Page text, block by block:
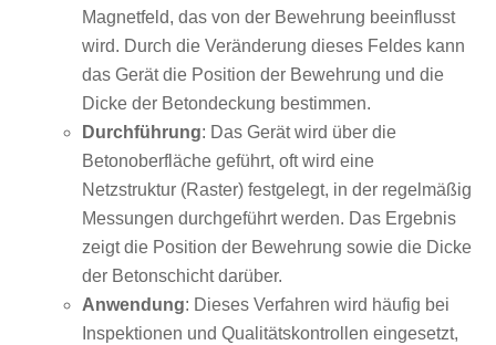
Magnetfeld, das von der Bewehrung beeinflusst
wird. Durch die Veränderung dieses Feldes kann
das Gerät die Position der Bewehrung und die
Dicke der Betondeckung bestimmen.
Durchführung: Das Gerät wird über die
Betonoberfläche geführt, oft wird eine
Netzstruktur (Raster) festgelegt, in der regelmäßig
Messungen durchgeführt werden. Das Ergebnis
zeigt die Position der Bewehrung sowie die Dicke
der Betonschicht darüber.
Anwendung: Dieses Verfahren wird häufig bei
Inspektionen und Qualitätskontrollen eingesetzt,